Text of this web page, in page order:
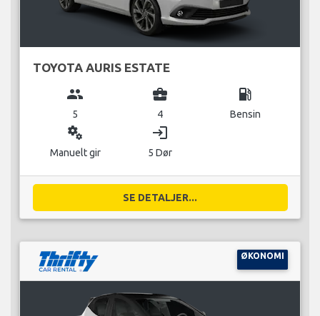
TOYOTA AURIS ESTATE
group
5
business_center
4
local_gas_station
Bensin
miscellaneous_services
Manuelt gir
login
5 Dør
SE DETALJER...
ØKONOMI